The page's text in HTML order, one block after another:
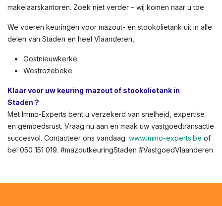
makelaarskantoren. Zoek niet verder – wij komen naar u toe.
We voeren keuringen voor mazout- en stookolietank uit in alle
delen van Staden en heel Vlaanderen,
Oostnieuwkerke
Westrozebeke
Klaar voor uw keuring mazout of stookolietank in
Staden ?
Met Immo-Experts bent u verzekerd van snelheid, expertise
en gemoedsrust. Vraag nu aan en maak uw vastgoedtransactie
succesvol. Contacteer ons vandaag: www.immo-experts.be of
bel 050 151 019. #mazoutkeuringStaden #VastgoedVlaanderen